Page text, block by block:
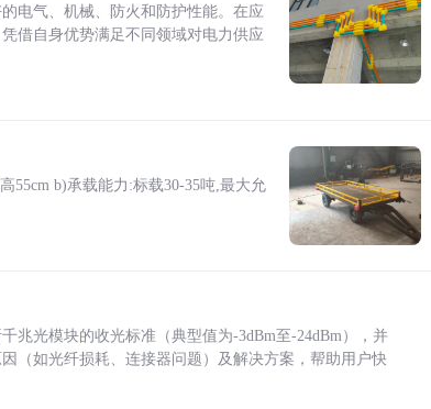
电气、机械、防火和防护性能。在应
借自身优势满足不同领域对电力供应
55cm b)承载能力:标载30-35吨,最大允
兆光模块的收光标准（典型值为-3dBm至-24dBm），并
（如光纤损耗、连接器问题）及解决方案，帮助用户快